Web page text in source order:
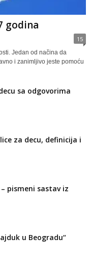
godina
15
Jedan od načina da
i zanimljivo jeste pomoću
sa odgovorima
za decu, definicija i
pismeni sastav iz
u Beogradu“